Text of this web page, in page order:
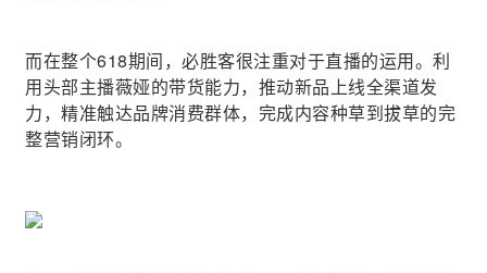
而在整个618期间，必胜客很注重对于直播的运用。利
用头部主播薇娅的带货能力，推动新品上线全渠道发
力，精准触达品牌消费群体，完成内容种草到拔草的完
整营销闭环。